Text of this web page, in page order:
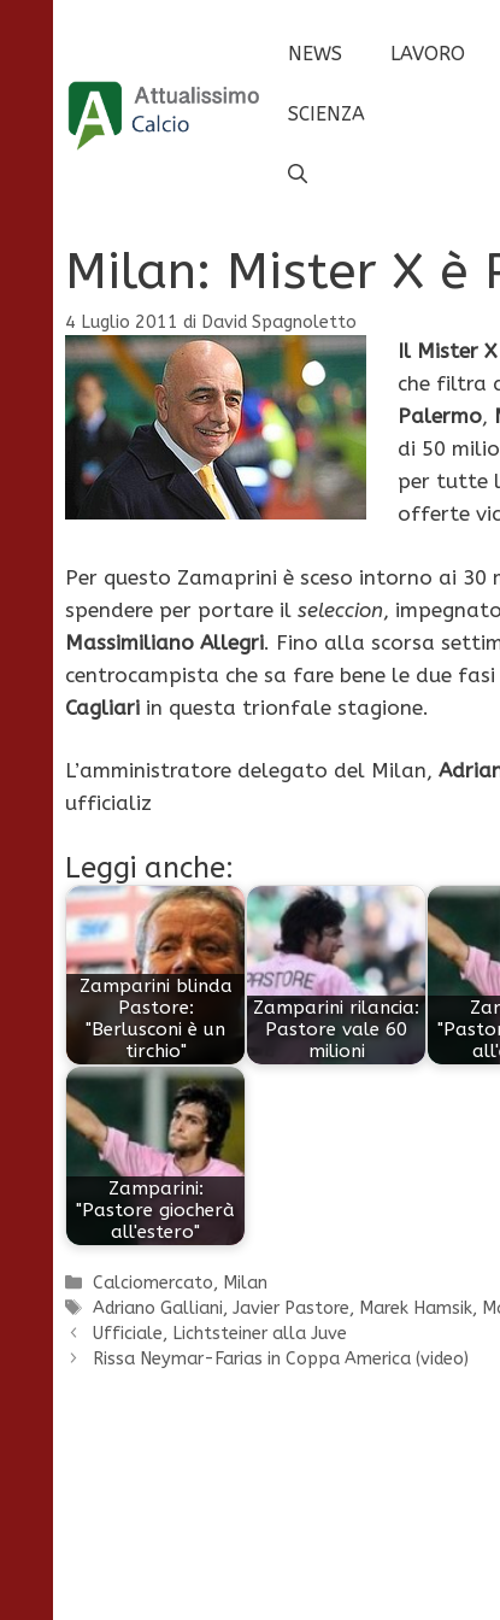
contenuto
NEWS LAVORO
SCIENZA
Milan: Mister X è
4 Luglio 2011 di David Spagnoletto
Il Mister
che filtra
Palermo,
di 50
per tutte
offerte
Per questo Zamaprini è sceso intorno ai
spendere per portare il seleccion,
Massimiliano Allegri. Fino alla scorsa
centrocampista che sa fare bene le due fasi
Cagliari in questa trionfale stagione.
L’amministratore delegato del Milan,
ufficializ
Leggi anche:
Zamparini blinda
Pastore:
"Berlusconi è un
tirchio"
Zamparini rilancia:
Pastore vale 60
milioni
Zamparini:
"Pastore giocherà
all'estero"
Categorie
Calciomercato, Milan
Tag
Adriano Galliani,Javier Pastore, Marek Hamsik,
Ufficiale, Lichtsteiner alla Juve
Rissa Neymar-Farias in Coppa America (video)